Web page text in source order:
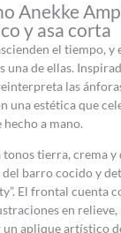
Anekke
y asa corta
el tiempo, y
una de ellas.
las
una estética que
a mano.
tierra, crema
barro cocido y
El frontal cuenta
en
un aplique artístico